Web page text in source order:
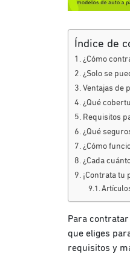
Índice de
¿Cómo
¿Solo se
Ventajas de
¿Qué
Requisitos
¿Qué
¿Cómo
¿Cada
¡Contrata tu
Para
que eliges
requisitos y